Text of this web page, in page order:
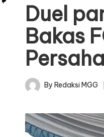
Duel
Bakas
Posted
By Redaksi MGG